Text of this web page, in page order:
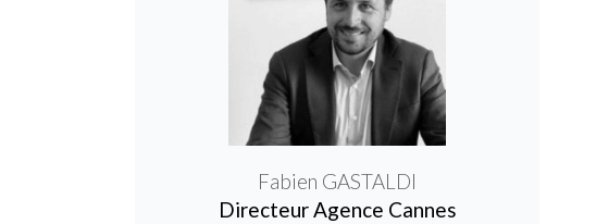
Fabien GASTALDI
Directeur Agence Cannes